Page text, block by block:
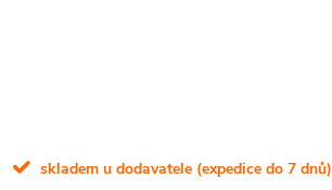
skladem u dodavatele (expedice do 7 dnů)